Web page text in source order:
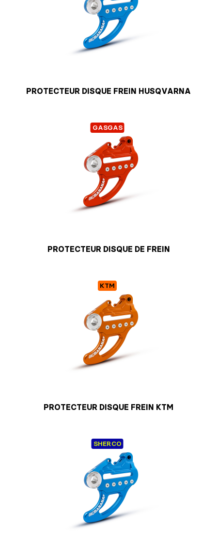
PROTECTEUR DISQUE FREIN HUSQVARNA
GASGAS
PROTECTEUR DISQUE DE FREIN
KTM
PROTECTEUR DISQUE FREIN KTM
SHERCO